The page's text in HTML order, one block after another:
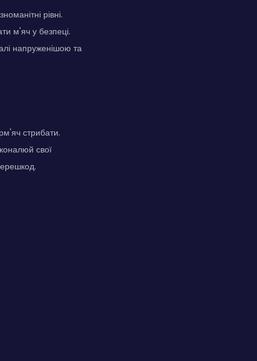
рівні.
м'яч у безпеці.
напруженішою та
стрибати.
свої